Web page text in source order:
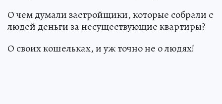
О чем думали застройщики, которые собрали с
людей деньги за несуществующие квартиры?
О своих кошельках, и уж точно не о людях!